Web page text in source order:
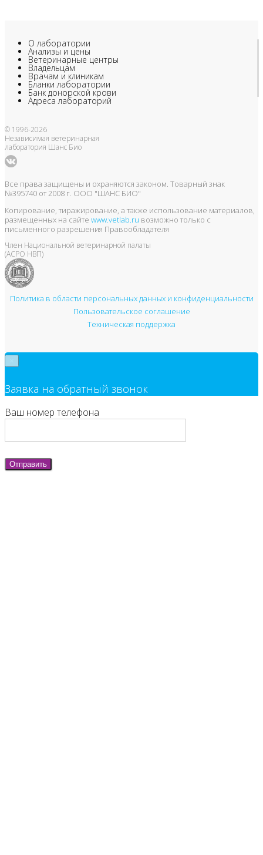
О лаборатории
Анализы и цены
Ветеринарные центры
Владельцам
Врачам и клиникам
Бланки лаборатории
Банк донорской крови
Адреса лабораторий
© 1996-2026
Независимая ветеринарная
лаборатория Шанс Био
Все права защищены и охраняются законом. Товарный знак
№395740 от 2008 г. ООО "ШАНС БИО"
Копирование, тиражирование, а также использование материалов,
размещенных на сайте www.vetlab.ru возможно только с
письменного разрешения Правообладателя
Член Национальной ветеринарной палаты
(АСРО НВП)
Политика в области персональных данных и конфиденциальности
Пользовательское соглашение
Техническая поддержка
Заявка на обратный звонок
Ваш номер телефона
Отправить